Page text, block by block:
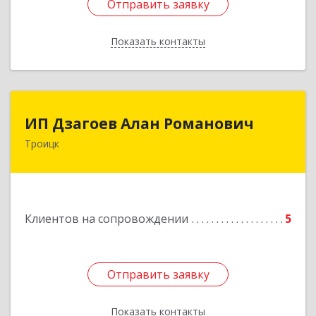
Отправить заявку
Показать контакты
Отправить заявку
Назад
ИП Дзагоев Алан Романович
Троицк
Клиентов на сопровождении 5
Отправить заявку
Показать контакты
Подробнее
Отправить заявку
Назад